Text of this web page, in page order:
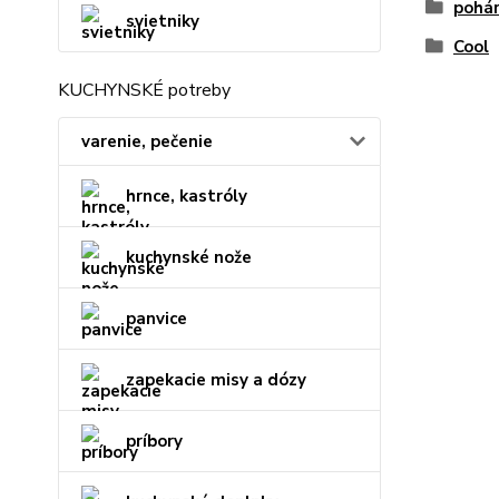
svietniky
KUCHYNSKÉ potreby
varenie, pečenie
hrnce, kastróly
kuchynské nože
panvice
zapekacie misy a dózy
príbory
Cool